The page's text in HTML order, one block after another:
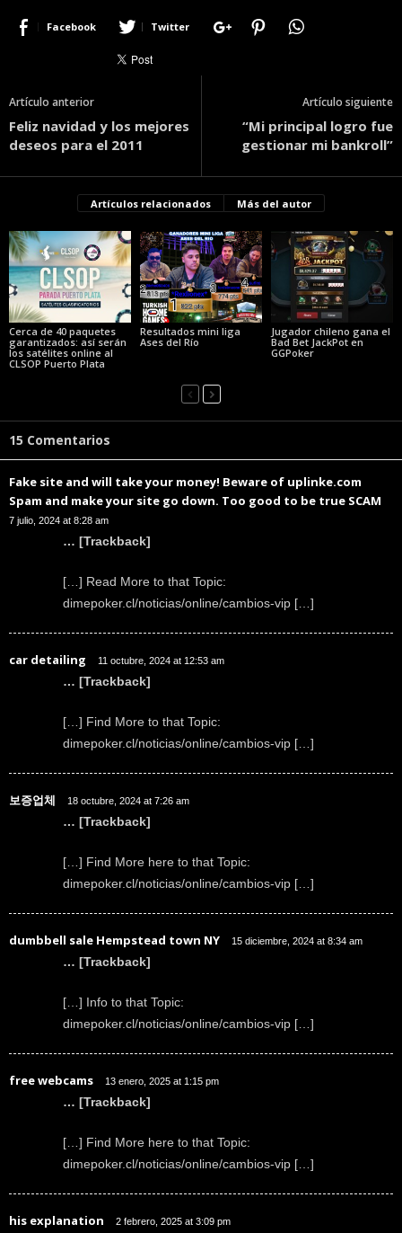
Facebook Twitter
Artículo anterior
Feliz navidad y los mejores
deseos para el 2011
Artículo siguiente
“Mi principal logro fue
gestionar mi bankroll”
Artículos relacionados Más del autor
Cerca de 40 paquetes
garantizados: así serán
los satélites online al
CLSOP Puerto Plata
Resultados mini liga
Ases del Río
Jugador chileno gana el
Bad Bet JackPot en
GGPoker
15 Comentarios
Fake site and will take your money! Beware of uplinke.com
Spam and make your site go down. Too good to be true SCAM
7 julio, 2024 at 8:28 am
… [Trackback]
[…] Read More to that Topic:
dimepoker.cl/noticias/online/cambios-vip […]
car detailing 11 octubre, 2024 at 12:53 am
… [Trackback]
[…] Find More to that Topic:
dimepoker.cl/noticias/online/cambios-vip […]
보증업체 18 octubre, 2024 at 7:26 am
… [Trackback]
[…] Find More here to that Topic:
dimepoker.cl/noticias/online/cambios-vip […]
dumbbell sale Hempstead town NY 15 diciembre, 2024 at 8:34 am
… [Trackback]
[…] Info to that Topic:
dimepoker.cl/noticias/online/cambios-vip […]
free webcams 13 enero, 2025 at 1:15 pm
… [Trackback]
[…] Find More here to that Topic:
dimepoker.cl/noticias/online/cambios-vip […]
his explanation 2 febrero, 2025 at 3:09 pm